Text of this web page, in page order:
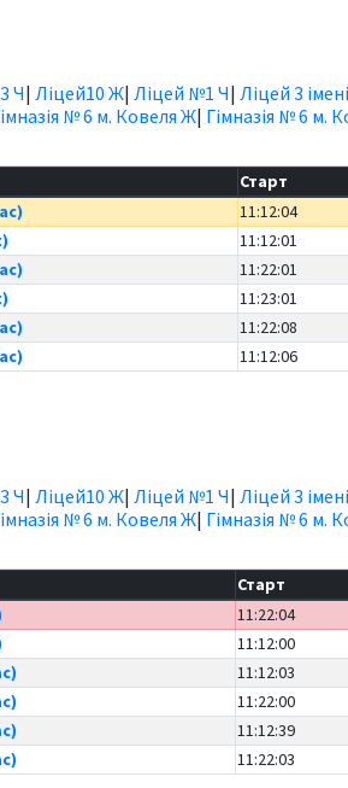
Ч| Ліцей10 Ж| Ліцей №1 Ч| Ліцей 3
№ 6 м. Ковеля Ж| Гімназія № 6 м.
Старт
11:12:04
11:12:01
11:22:01
11:23:01
11:22:08
11:12:06
Ч| Ліцей10 Ж| Ліцей №1 Ч| Ліцей 3
№ 6 м. Ковеля Ж| Гімназія № 6 м.
Старт
11:22:04
11:12:00
11:12:03
11:22:00
11:12:39
11:22:03